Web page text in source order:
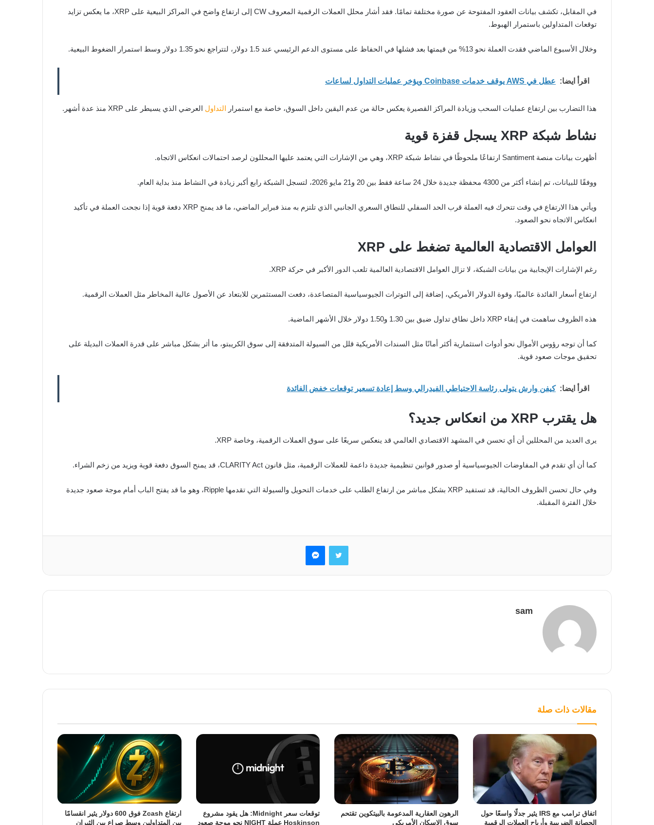
في المقابل، تكشف بيانات العقود المفتوحة عن صورة مختلفة تمامًا. فقد أشار محلل العملات الرقمية المعروف CW إلى ارتفاع واضح في المراكز البيعية على XRP، ما يعكس تزايد
توقعات المتداولين باستمرار الهبوط.
وخلال الأسبوع الماضي فقدت العملة نحو 13% من قيمتها بعد فشلها في الحفاظ على مستوى الدعم الرئيسي عند 1.5 دولار، لتتراجع نحو 1.35 دولار وسط استمرار الضغوط البيعية.
اقرأ ايضا: عطل في AWS يوقف خدمات Coinbase ويؤخر عمليات التداول لساعات
هذا التضارب بين ارتفاع عمليات السحب وزيادة المراكز القصيرة يعكس حالة من عدم اليقين داخل السوق، خاصة مع استمرار التداول العرضي الذي يسيطر على XRP منذ عدة أشهر.
نشاط شبكة XRP يسجل قفزة قوية
أظهرت بيانات منصة Santiment ارتفاعًا ملحوظًا في نشاط شبكة XRP، وهي من الإشارات التي يعتمد عليها المحللون لرصد احتمالات انعكاس الاتجاه.
ووفقًا للبيانات، تم إنشاء أكثر من 4300 محفظة جديدة خلال 24 ساعة فقط بين 20 و21 مايو 2026، لتسجل الشبكة رابع أكبر زيادة في النشاط منذ بداية العام.
ويأتي هذا الارتفاع في وقت تتحرك فيه العملة قرب الحد السفلي للنطاق السعري الجانبي الذي تلتزم به منذ فبراير الماضي، ما قد يمنح XRP دفعة قوية إذا نجحت العملة في تأكيد
انعكاس الاتجاه نحو الصعود.
العوامل الاقتصادية العالمية تضغط على XRP
رغم الإشارات الإيجابية من بيانات الشبكة، لا تزال العوامل الاقتصادية العالمية تلعب الدور الأكبر في حركة XRP.
ارتفاع أسعار الفائدة عالميًا، وقوة الدولار الأمريكي، إضافة إلى التوترات الجيوسياسية المتصاعدة، دفعت المستثمرين للابتعاد عن الأصول عالية المخاطر مثل العملات الرقمية.
هذه الظروف ساهمت في إبقاء XRP داخل نطاق تداول ضيق بين 1.30 و1.50 دولار خلال الأشهر الماضية.
كما أن توجه رؤوس الأموال نحو أدوات استثمارية أكثر أمانًا مثل السندات الأمريكية قلل من السيولة المتدفقة إلى سوق الكريبتو، ما أثر بشكل مباشر على قدرة العملات البديلة على
تحقيق موجات صعود قوية.
اقرأ ايضا: كيفن وارش يتولى رئاسة الاحتياطي الفيدرالي وسط إعادة تسعير توقعات خفض الفائدة
هل يقترب XRP من انعكاس جديد؟
يرى العديد من المحللين أن أي تحسن في المشهد الاقتصادي العالمي قد ينعكس سريعًا على سوق العملات الرقمية، وخاصة XRP.
كما أن أي تقدم في المفاوضات الجيوسياسية أو صدور قوانين تنظيمية جديدة داعمة للعملات الرقمية، مثل قانون CLARITY Act، قد يمنح السوق دفعة قوية ويزيد من زخم الشراء.
وفي حال تحسن الظروف الحالية، قد تستفيد XRP بشكل مباشر من ارتفاع الطلب على خدمات التحويل والسيولة التي تقدمها Ripple، وهو ما قد يفتح الباب أمام موجة صعود جديدة
خلال الفترة المقبلة.
تويتر ماسنجر
sam
مقالات ذات صلة
اتفاق ترامب مع IRS يثير جدلًا واسعًا حول
الحصانة الضريبية وأرباح العملات الرقمية
الرهون العقارية المدعومة بالبيتكوين تقتحم
سوق الإسكان الأمريكي
توقعات سعر Midnight: هل يقود مشروع
Hoskinson عملة NIGHT نحو موجة صعود
ارتفاع Zcash فوق 600 دولار يثير انقسامًا
بين المتداولين وسط صراع بين الثيران